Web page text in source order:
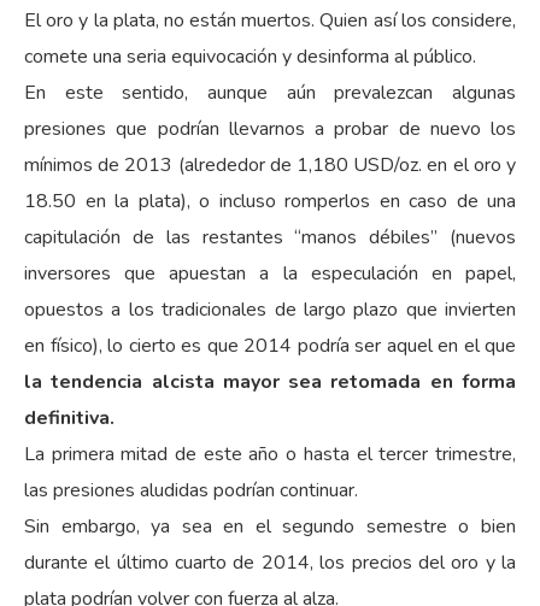
El oro y la plata, no están muertos. Quien así los considere,
comete una seria equivocación y desinforma al público.
En este sentido, aunque aún prevalezcan algunas
presiones que podrían llevarnos a probar de nuevo los
mínimos de 2013 (alrededor de 1,180 USD/oz. en el oro y
18.50 en la plata), o incluso romperlos en caso de una
capitulación de las restantes “manos débiles” (nuevos
inversores que apuestan a la especulación en papel,
opuestos a los tradicionales de largo plazo que invierten
en físico), lo cierto es que 2014 podría ser aquel en el que
la tendencia alcista mayor sea retomada en forma
definitiva.
La primera mitad de este año o hasta el tercer trimestre,
las presiones aludidas podrían continuar.
Sin embargo, ya sea en el segundo semestre o bien
durante el último cuarto de 2014, los precios del oro y la
plata podrían volver con fuerza al alza.